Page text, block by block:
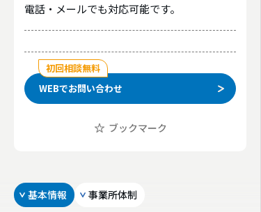
電話・メールでも対応可能です。
初回相談無料
WEBでお問い合わせ
ブックマーク
基本情報 事業所体制